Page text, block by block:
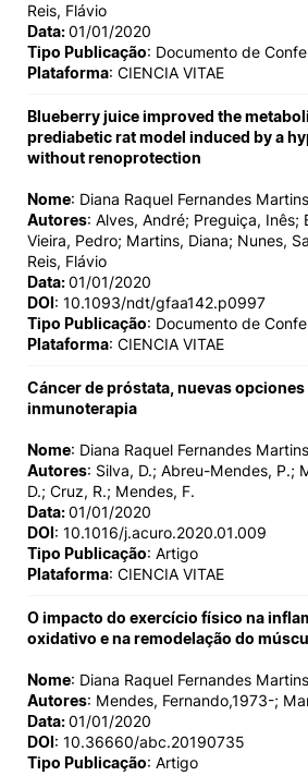
Reis, Flávio
Data:01/01/2020
Tipo Publicação: Documento de
Plataforma: CIENCIA VITAE
Blueberry juice improved the
prediabetic rat model induced by a
without renoprotection
Nome: Diana Raquel Fernandes Martins
Autores: Alves, André; Preguiça, Inês;
Vieira, Pedro; Martins, Diana; Nunes,
Reis, Flávio
Data:01/01/2020
DOI: 10.1093/ndt/gfaa142.p0997
Tipo Publicação: Documento de
Plataforma: CIENCIA VITAE
Cáncer de próstata, nuevas
inmunoterapia
Nome: Diana Raquel Fernandes Martins
Autores: Silva, D.; Abreu-Mendes, P.;
D.; Cruz, R.; Mendes, F.
Data:01/01/2020
DOI: 10.1016/j.acuro.2020.01.009
Tipo Publicação: Artigo
Plataforma: CIENCIA VITAE
O impacto do exercício físico na
oxidativo e na remodelação do
Nome: Diana Raquel Fernandes Martins
Autores: Mendes, Fernando,1973-;
Data:01/01/2020
DOI: 10.36660/abc.20190735
Tipo Publicação: Artigo